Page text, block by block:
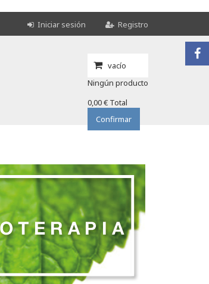
Iniciar sesión
Registro
vacío
Ningún producto
0,00 € Total
Confirmar